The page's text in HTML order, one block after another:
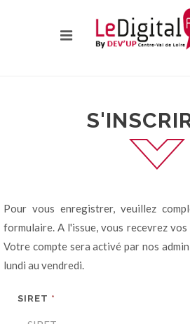
Pour vous enregistrer, veuillez
formulaire. A l'issue, vous recevrez
Votre compte sera activé par nos
lundi au vendredi.
SIRET *